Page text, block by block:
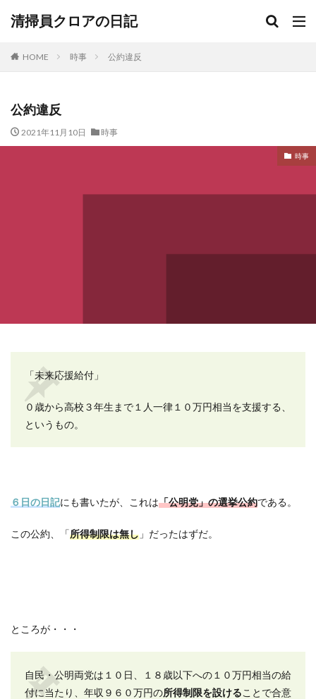
清掃員クロアの日記
HOME 時事 公約違反
公約違反
2021年11月10日 時事
時事
「未来応援給付」
０歳から高校３年生まで１人一律１０万円相当を支援する、
というもの。
６日の日記にも書いたが、これは「公明党」の選挙公約である。
この公約、「所得制限は無し 」だったはずだ。
ところが・・・
自民・公明両党は１０日、１８歳以下への１０万円相当の給
付に当たり、年収９６０万円の所得制限を設けることで合意